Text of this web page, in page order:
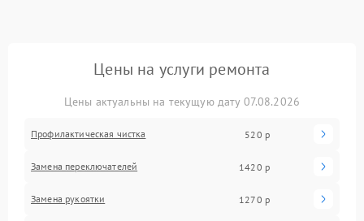
Цены на услуги ремонта
Цены актуальны на текущую дату 07.08.2026
Профилактическая чистка 520 р
Замена переключателей 1420 р
Замена рукоятки 1270 р